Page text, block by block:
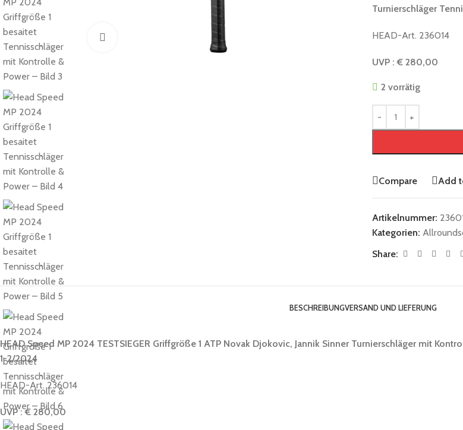
Turnierschläger
HEAD-Art. 236014
UVP : € 280,00
2 vorrätig
Compare Add
Artikelnummer:
Kategorien:
Share:
BESCHREIBUNGVERSAND UND LIEFERUNG
HEAD Speed MP 2024 TESTSIEGER Griffgröße 1 ATP Novak Djokovic, Jannik Sinner Turnierschläger mit
1-2/2024
HEAD-Art. 236014
UVP : € 280,00